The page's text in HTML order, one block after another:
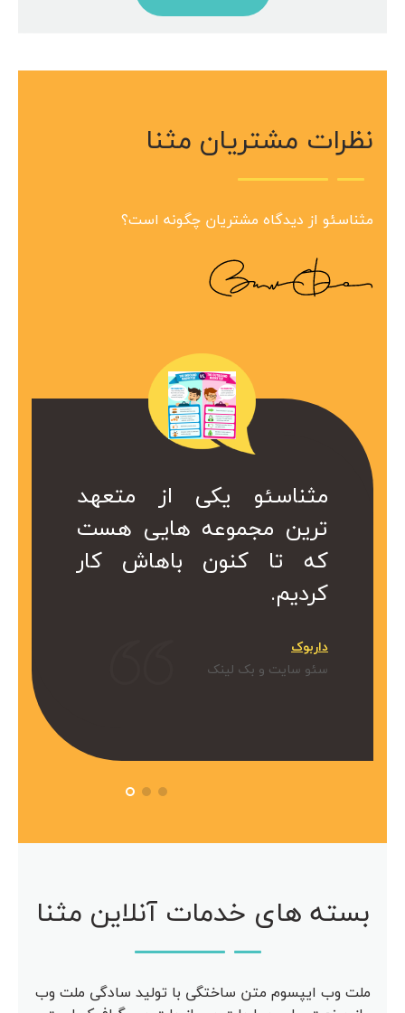
نظرات مشتریان مثنا
مثناسئو از دیدگاه مشتریان چگونه است؟
مثناسئو یک
برای ما
هست که
مثناسئو یکی از متعهد
ترین مجموعه هایی هست
که تا کنون باهاش کار
کردیم.
داربوک
سئو سایت و بک لینک
مجموعه در
هست.
کمتر از یک
ارزشمند
کا سال ها
از خدمات
استفاده
از متعهد
هایی هست
باهاش کار
بسته های خدمات آنلاین مثنا
ملت وب ایپسوم متن ساختگی با تولید سادگی ملت وب